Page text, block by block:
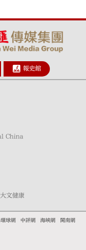
報史館
China
大文健康
球網 中評網 海峽網
閩南網